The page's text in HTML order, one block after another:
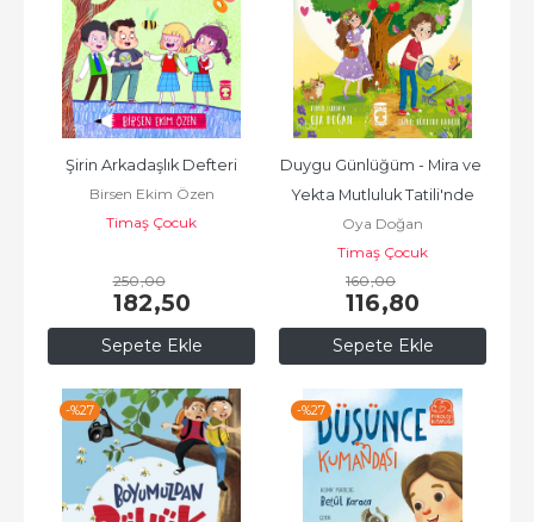
Sepete Ekle
Şirin Arkadaşlık Defteri
Birsen Ekim Özen
Timaş Çocuk
250,00
182,50
Sepete Ekle
Duygu Günlüğüm - Mira ve
Yekta Mutluluk Tatili'nde
Oya Doğan
Timaş Çocuk
160,00
116,80
-%27 -%27